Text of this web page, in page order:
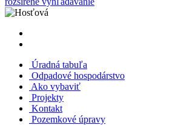
Úradná tabuľa
Odpadové hospodárstvo
Ako vybaviť
Projekty
Kontakt
Pozemkové úpravy